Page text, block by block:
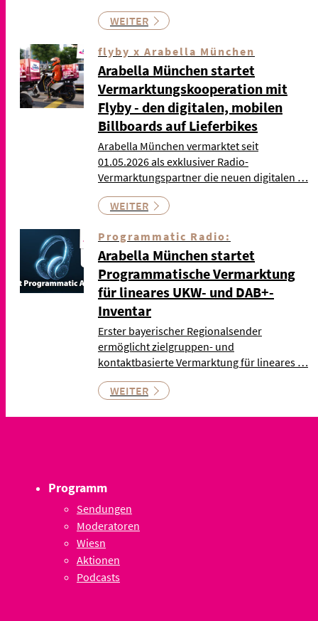
WEITER
flyby x Arabella München
Arabella München startet
Vermarktungskooperation mit
Flyby - den digitalen, mobilen
Billboards auf Lieferbikes
Arabella München vermarktet seit
01.05.2026 als exklusiver Radio-
Vermarktungspartner die neuen digitalen …
WEITER
Programmatic Radio:
Arabella München startet
Programmatische Vermarktung
für lineares UKW- und DAB+-
Inventar
Erster bayerischer Regionalsender
ermöglicht zielgruppen- und
kontaktbasierte Vermarktung für lineares …
WEITER
Programm
Sendungen
Moderatoren
Wiesn
Aktionen
Podcasts